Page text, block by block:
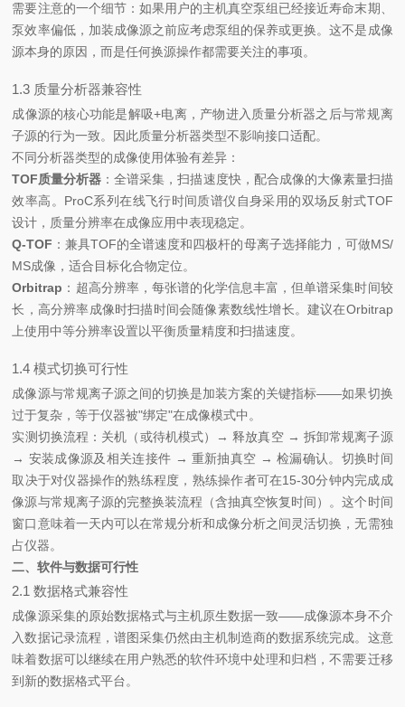
需要注意的一个细节：如果用户的主机真空泵组已经接近寿命末期、
泵效率偏低，加装成像源之前应考虑泵组的保养或更换。这不是成像
源本身的原因，而是任何换源操作都需要关注的事项。
1.3 质量分析器兼容性
成像源的核心功能是解吸+电离，产物进入质量分析器之后与常规离
子源的行为一致。因此质量分析器类型不影响接口适配。
不同分析器类型的成像使用体验有差异：
TOF质量分析器 ：全谱采集，扫描速度快，配合成像的大像素量扫描
效率高。ProC系列在线飞行时间质谱仪自身采用的双场反射式TOF
设计，质量分辨率在成像应用中表现稳定。
Q-TOF ：兼具TOF的全谱速度和四极杆的母离子选择能力，可做MS/
MS成像，适合目标化合物定位。
Orbitrap ：超高分辨率，每张谱的化学信息丰富，但单谱采集时间较
长，高分辨率成像时扫描时间会随像素数线性增长。建议在Orbitrap
上使用中等分辨率设置以平衡质量精度和扫描速度。
1.4 模式切换可行性
成像源与常规离子源之间的切换是加装方案的关键指标——如果切换
过于复杂，等于仪器被"绑定"在成像模式中。
实测切换流程：关机（或待机模式）→ 释放真空 → 拆卸常规离子源
→ 安装成像源及相关连接件 → 重新抽真空 → 检漏确认。切换时间
取决于对仪器操作的熟练程度，熟练操作者可在15-30分钟内完成成
像源与常规离子源的完整换装流程（含抽真空恢复时间）。这个时间
窗口意味着一天内可以在常规分析和成像分析之间灵活切换，无需独
占仪器。
二、软件与数据可行性
2.1 数据格式兼容性
成像源采集的原始数据格式与主机原生数据一致——成像源本身不介
入数据记录流程，谱图采集仍然由主机制造商的数据系统完成。这意
味着数据可以继续在用户熟悉的软件环境中处理和归档，不需要迁移
到新的数据格式平台。